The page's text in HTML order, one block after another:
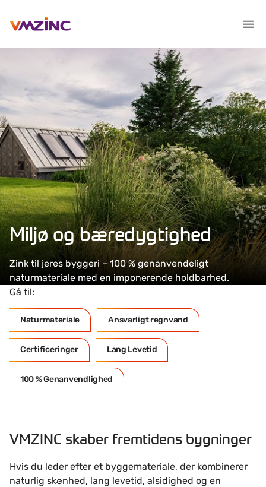
Miljø og bæredygtighed
Zink til jeres byggeri – 100 % genanvendeligt
naturmateriale med en imponerende holdbarhed.
Gå til:
Naturmateriale Ansvarligt regnvand
Certificeringer Lang Levetid
100 % Genanvendlighed
VMZINC skaber fremtidens bygninger
Hvis du leder efter et byggemateriale, der kombinerer
naturlig skønhed, lang levetid, alsidighed og en